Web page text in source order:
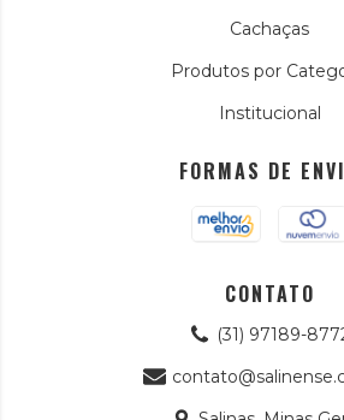
Cachaças
Produtos por
Institucional
FORMAS DE
CONTATO
(31) 97189-